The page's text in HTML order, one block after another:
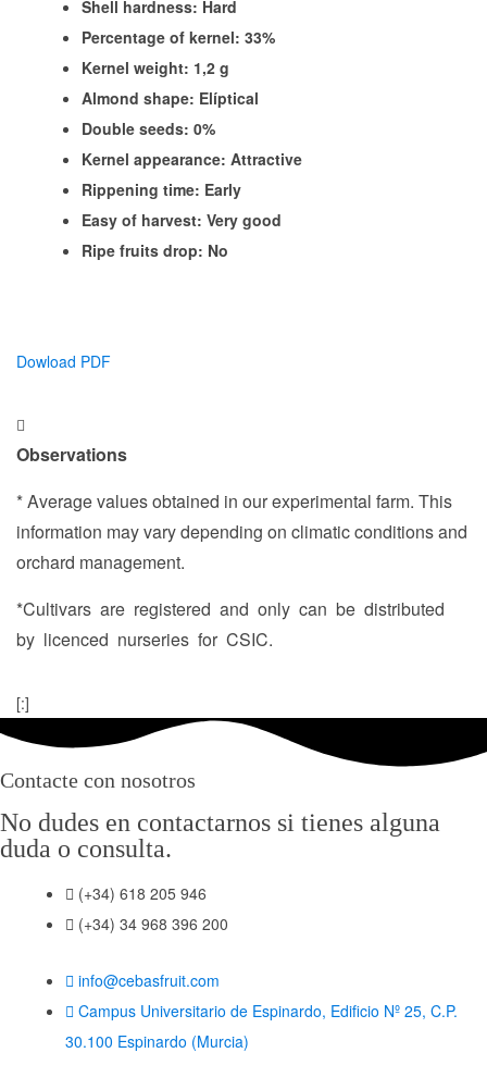
Shell hardness: Hard
Percentage of kernel: 33%
Kernel weight: 1,2 g
Almond shape: Elíptical
Double seeds: 0%
Kernel appearance: Attractive
Rippening time: Early
Easy of harvest: Very good
Ripe fruits drop: No
Dowload PDF
Observations
* Average values ​​obtained in our experimental farm. This
information may vary depending on climatic conditions and
orchard management.
*Cultivars are registered and only can be distributed
by licenced nurseries for CSIC.
[:]
Contacte con nosotros
No dudes en contactarnos si tienes alguna
duda o consulta.
(+34) 618 205 946
(+34) 34 968 396 200
info@cebasfruit.com
Campus Universitario de Espinardo, Edificio Nº 25, C.P.
30.100 Espinardo (Murcia)